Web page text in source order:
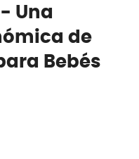
Una
de
Bebés